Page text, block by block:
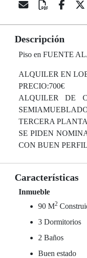
Descripción
Piso en FUENTE
ALQUILER EN
PRECIO:700€
ALQUILER DE
TERCERA
SE PIDEN
CON BUEN
Características
Inmueble
90 M2
3 Dormitorios
2 Baños
Buen estado